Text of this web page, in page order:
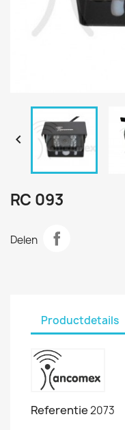

RC 093
Delen
Productdetails
Referentie2073